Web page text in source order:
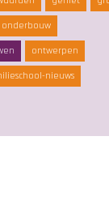
onderbouw
ontwerpen
nieuws